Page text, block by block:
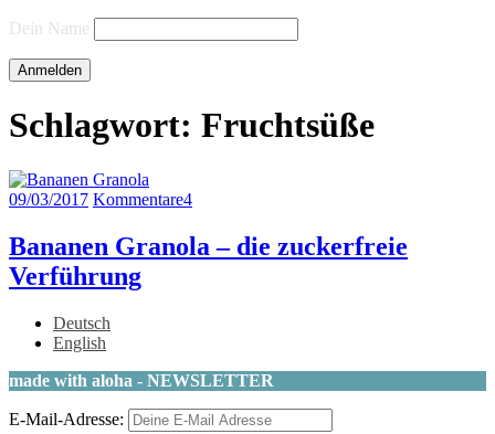
Dein Name
Schlagwort: Fruchtsüße
09/03/2017 Kommentare4
Bananen Granola – die zuckerfreie
Verführung
Deutsch
English
made with aloha - NEWSLETTER
E-Mail-Adresse: